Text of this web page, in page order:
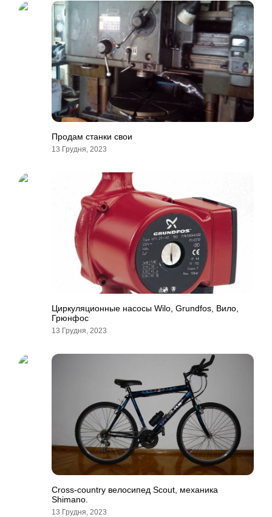
Продам станки свои
13 Грудня, 2023
Циркуляционные насосы Wilo, Grundfos, Вило,
Грюнфос
13 Грудня, 2023
Cross-country велосипед Scout, механика
Shimano.
13 Грудня, 2023